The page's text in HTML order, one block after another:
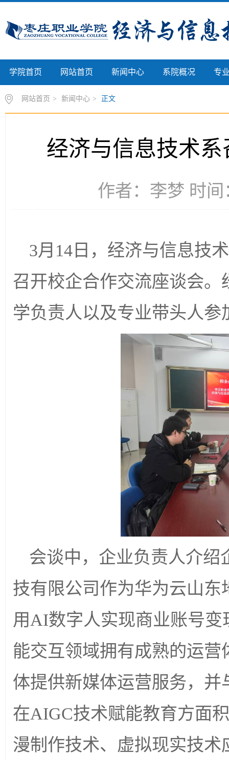
学院首页 网站首页 新闻中心 系院概况 专
网站首页 > 新闻中心 > 正文
经济与信息技术
作者：李梦 时间
3月14日，经济与信息技
召开校企合作交流座谈会
学负责人以及专业带头人参
会谈中，企业负责人介绍
技有限公司作为华为云山
用AI数字人实现商业账号
能交互领域拥有成熟的运
体提供新媒体运营服务，
在AIGC技术赋能教育方面
漫制作技术、虚拟现实技